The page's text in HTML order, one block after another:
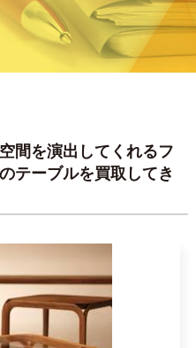
間を演出してくれるフ
テーブルを買取してき